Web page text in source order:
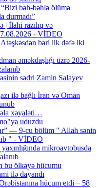
bəh-bəhlə ölümə
durmadı”
| İlahi razılıq və
- VİDEO
bəri ilk dəfə iki
əməkdaşlığı üzrə 2026-
sədri Zamin Salayev
ilə bağlı İran və Oman
xəyaləti…
uduzdu
— 9-cu bölüm " Allah sənin
" - VİDEO
mikroavtobusda
bu ölkəyə hücumu
ilə dayandı
hücum etdi – 58